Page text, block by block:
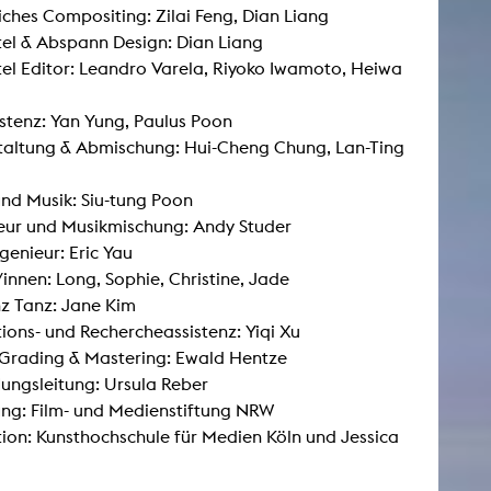
Compositing: Zilai Feng, Dian Liang
& Abspann Design: Dian Liang
Editor: Leandro Varela, Riyoko Iwamoto, Heiwa
Yan Yung, Paulus Poon
& Abmischung: Hui-Cheng Chung, Lan-Ting
Musik: Siu-tung Poon
und Musikmischung: Andy Studer
Eric Yau
Long, Sophie, Christine, Jade
Tanz: Jane Kim
und Rechercheassistenz: Yiqi Xu
& Mastering: Ewald Hentze
Ursula Reber
Film- und Medienstiftung NRW
Kunsthochschule für Medien Köln und Jessica
AKTUELLES
Alle Termine
Auszeichnungen
Festivalteilnahmen
Karriere
Presse
Pressemitteilungen
Presse Downloads
Lehrende woanders